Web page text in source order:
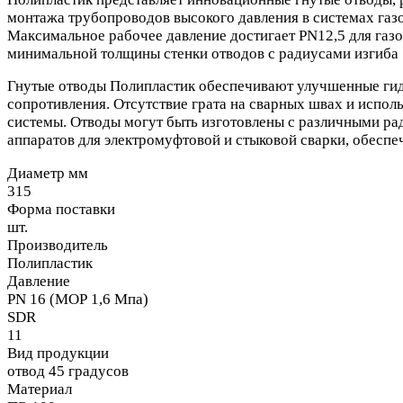
монтажа трубопроводов высокого давления в системах
Максимальное рабочее давление достигает PN12,5 для
минимальной толщины стенки отводов с радиусами
Гнутые отводы Полипластик обеспечивают улучшенные
сопротивления. Отсутствие грата на сварных швах и
системы. Отводы могут быть изготовлены с различными
аппаратов для электромуфтовой и стыковой сварки,
Диаметр мм
315
Форма поставки
шт.
Производитель
Полипластик
Давление
PN 16 (МОР 1,6 Мпа)
SDR
11
Вид продукции
отвод 45 градусов
Материал